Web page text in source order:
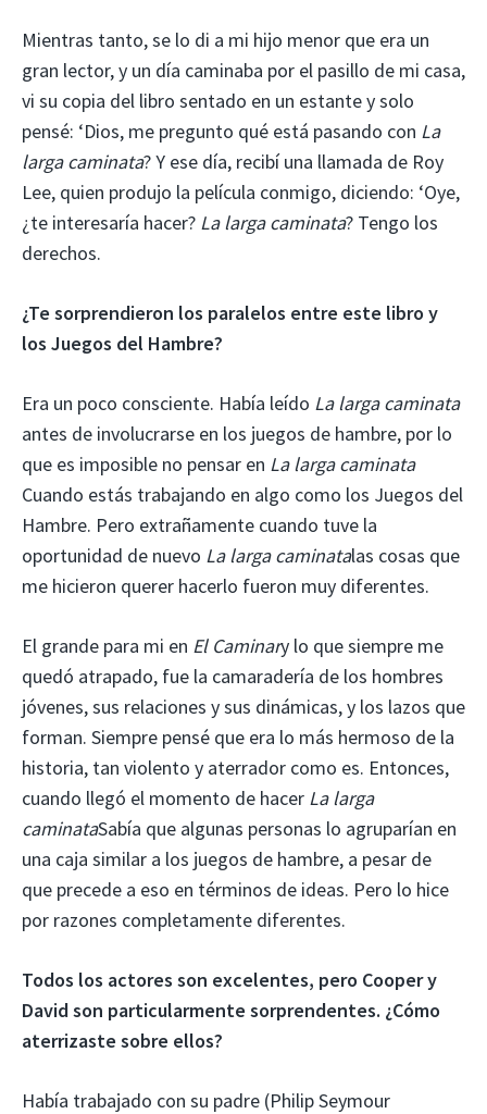
Mientras tanto, se lo di a mi hijo menor que era un
gran lector, y un día caminaba por el pasillo de mi casa,
vi su copia del libro sentado en un estante y solo
pensé: ‘Dios, me pregunto qué está pasando con La
larga caminata? Y ese día, recibí una llamada de Roy
Lee, quien produjo la película conmigo, diciendo: ‘Oye,
¿te interesaría hacer? La larga caminata? Tengo los
derechos.
¿Te sorprendieron los paralelos entre este libro y
los Juegos del Hambre?
Era un poco consciente. Había leído La larga caminata
antes de involucrarse en los juegos de hambre, por lo
que es imposible no pensar en La larga caminata
Cuando estás trabajando en algo como los Juegos del
Hambre. Pero extrañamente cuando tuve la
oportunidad de nuevo La larga caminatalas cosas que
me hicieron querer hacerlo fueron muy diferentes.
El grande para mi en El Caminary lo que siempre me
quedó atrapado, fue la camaradería de los hombres
jóvenes, sus relaciones y sus dinámicas, y los lazos que
forman. Siempre pensé que era lo más hermoso de la
historia, tan violento y aterrador como es. Entonces,
cuando llegó el momento de hacer La larga
caminataSabía que algunas personas lo agruparían en
una caja similar a los juegos de hambre, a pesar de
que precede a eso en términos de ideas. Pero lo hice
por razones completamente diferentes.
Todos los actores son excelentes, pero Cooper y
David son particularmente sorprendentes. ¿Cómo
aterrizaste sobre ellos?
Había trabajado con su padre (Philip Seymour